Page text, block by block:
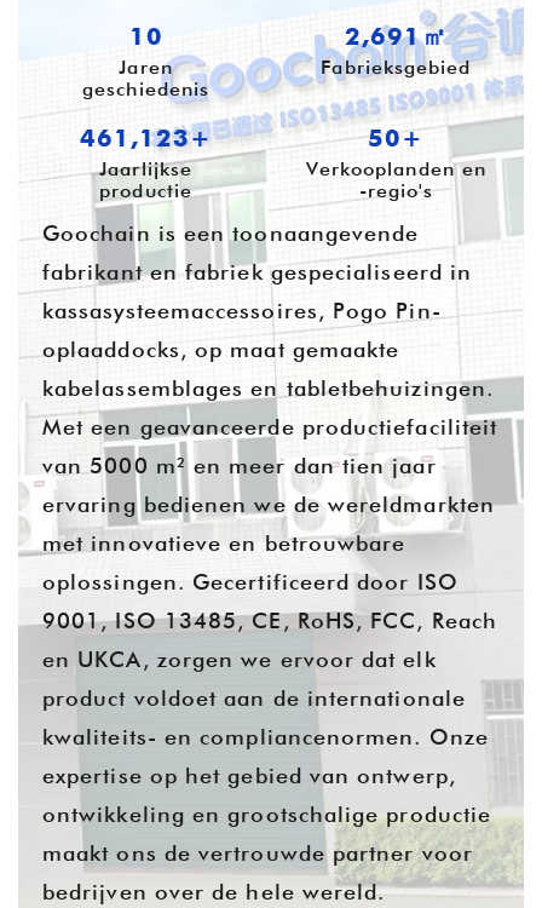
10
Jaren
geschiedenis
3,516㎡
Fabrieksgebied
602,392+
Jaarlijkse
productie
54+
Verkooplanden en
-regio's
Goochain is een toonaangevende
fabrikant en fabriek gespecialiseerd in
kassasysteemaccessoires, Pogo Pin-
oplaaddocks, op maat gemaakte
kabelassemblages en tabletbehuizingen.
Met een geavanceerde productiefaciliteit
van 5000 m² en meer dan tien jaar
ervaring bedienen we de wereldmarkten
met innovatieve en betrouwbare
oplossingen. Gecertificeerd door ISO
9001, ISO 13485, CE, RoHS, FCC, Reach
en UKCA, zorgen we ervoor dat elk
product voldoet aan de internationale
kwaliteits- en compliancenormen. Onze
expertise op het gebied van ontwerp,
ontwikkeling en grootschalige productie
maakt ons de vertrouwde partner voor
bedrijven over de hele wereld.